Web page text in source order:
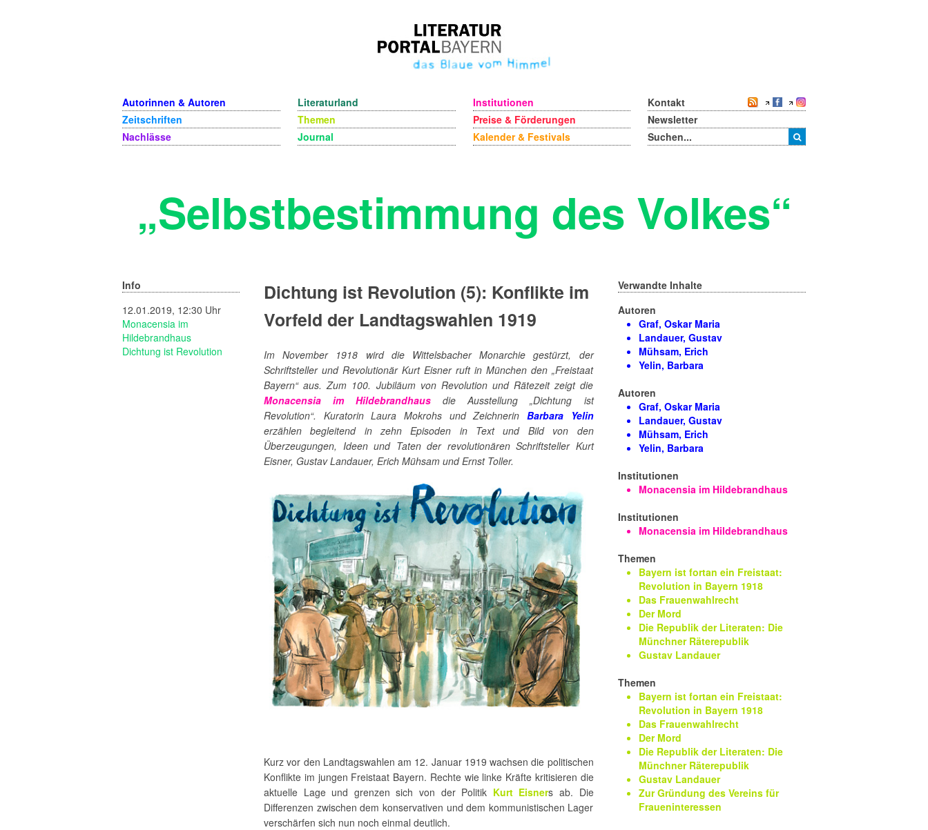
Autorinnen & Autoren
Zeitschriften
Nachlässe
Literaturland
Themen
Journal
Institutionen
Preise & Förderungen
Kalender & Festivals
Kontakt
Newsletter
„Selbstbestimmung des Volkes“
Info
12.01.2019, 12:30 Uhr
Monacensia im
Hildebrandhaus
Dichtung ist Revolution
Dichtung ist Revolution (5): Konflikte im
Vorfeld der Landtagswahlen 1919
Im November 1918 wird die Wittelsbacher Monarchie gestürzt, der
Schriftsteller und Revolutionär Kurt Eisner ruft in München den „Freistaat
Bayern“ aus. Zum 100. Jubiläum von Revolution und Rätezeit zeigt die
Monacensia im Hildebrandhaus die Ausstellung „Dichtung ist
Revolution“. Kuratorin Laura Mokrohs und Zeichnerin Barbara Yelin
erzählen begleitend in zehn Episoden in Text und Bild von den
Überzeugungen, Ideen und Taten der revolutionären Schriftsteller Kurt
Eisner, Gustav Landauer, Erich Mühsam und Ernst Toller.
Kurz vor den Landtagswahlen am 12. Januar 1919 wachsen die politischen
Konflikte im jungen Freistaat Bayern. Rechte wie linke Kräfte kritisieren die
aktuelle Lage und grenzen sich von der Politik Kurt Eisners ab. Die
Differenzen zwischen dem konservativen und dem kommunistischen Lager
verschärfen sich nun noch einmal deutlich.
Verwandte Inhalte
Autoren
Graf, Oskar Maria
Landauer, Gustav
Mühsam, Erich
Yelin, Barbara
Autoren
Graf, Oskar Maria
Landauer, Gustav
Mühsam, Erich
Yelin, Barbara
Institutionen
Monacensia im Hildebrandhaus
Institutionen
Monacensia im Hildebrandhaus
Themen
Bayern ist fortan ein Freistaat:
Revolution in Bayern 1918
Das Frauenwahlrecht
Der Mord
Die Republik der Literaten: Die
Münchner Räterepublik
Gustav Landauer
Themen
Bayern ist fortan ein Freistaat:
Revolution in Bayern 1918
Das Frauenwahlrecht
Der Mord
Die Republik der Literaten: Die
Münchner Räterepublik
Gustav Landauer
Zur Gründung des Vereins für
Fraueninteressen